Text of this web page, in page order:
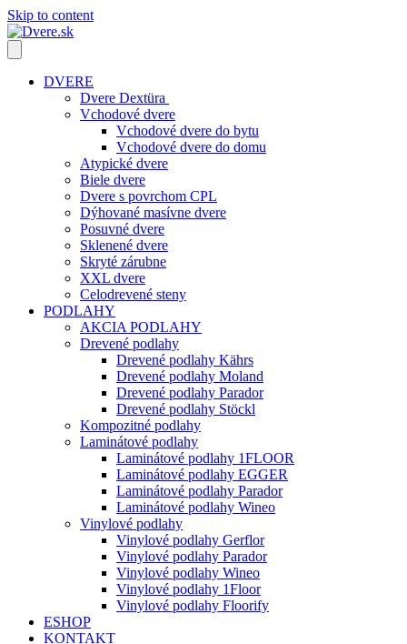
Skip to content
DVERE
Dvere Dextüra
Vchodové dvere
Vchodové dvere do bytu
Vchodové dvere do domu
Atypické dvere
Biele dvere
Dvere s povrchom CPL
Dýhované masívne dvere
Posuvné dvere
Sklenené dvere
Skryté zárubne
XXL dvere
Celodrevené steny
PODLAHY
AKCIA PODLAHY
Drevené podlahy
Drevené podlahy Kährs
Drevené podlahy Moland
Drevené podlahy Parador
Drevené podlahy Stöckl
Kompozitné podlahy
Laminátové podlahy
Laminátové podlahy 1FLOOR
Laminátové podlahy EGGER
Laminátové podlahy Parador
Laminátové podlahy Wineo
Vinylové podlahy
Vinylové podlahy Gerflor
Vinylové podlahy Parador
Vinylové podlahy Wineo
Vinylové podlahy 1Floor
Vinylové podlahy Floorify
ESHOP
KONTAKT